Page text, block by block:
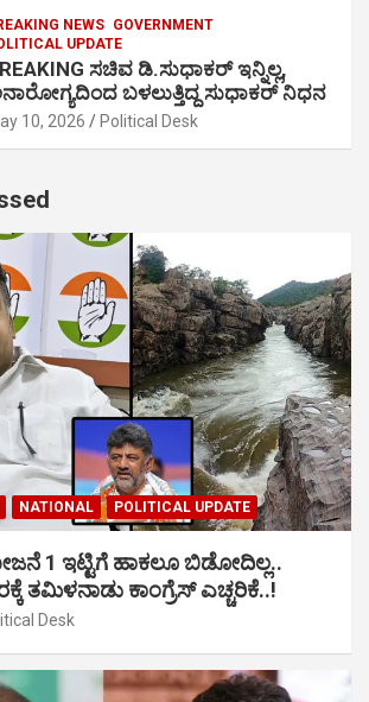
NEWS GOVERNMENT
UPDATE
ಸಚಿವ ಡಿ.ಸುಧಾಕರ್ ಇನ್ನಿಲ್ಲ,
ಬಳಲುತ್ತಿದ್ದ ಸುಧಾಕರ್ ನಿಧನ
10, 2026 Political Desk
NATIONAL POLITICAL UPDATE
1 ಇಟ್ಟಿಗೆ ಹಾಕಲೂ ಬಿಡೋದಿಲ್ಲ..
ತಮಿಳನಾಡು ಕಾಂಗ್ರೆಸ್ ಎಚ್ಚರಿಕೆ..!
Desk